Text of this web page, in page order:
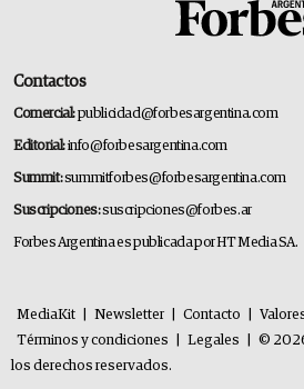
Contactos
Comercial:publicidad@forbesargentina.com
Editorial:info@forbesargentina.com
Summit:summitforbes@forbesargentina.com
Suscripciones:suscripciones@forbes.ar
Forbes Argentina es publicada por HT Media SA.
MediaKit Newsletter Contacto
Términos y condiciones
Legales
©
los derechos reservados.